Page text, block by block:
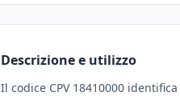
Descrizione e utilizzo
Il codice CPV 18410000